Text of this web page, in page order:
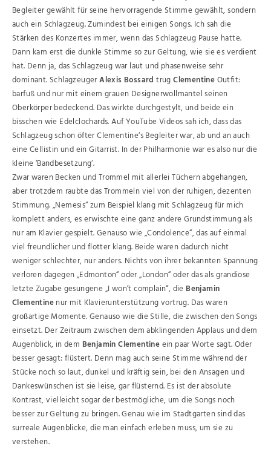
Begleiter gewählt für seine hervorragende Stimme gewählt, sondern
auch ein Schlagzeug. Zumindest bei einigen Songs. Ich sah die
Stärken des Konzertes immer, wenn das Schlagzeug Pause hatte.
Dann kam erst die dunkle Stimme so zur Geltung, wie sie es verdient
hat. Denn ja, das Schlagzeug war laut und phasenweise sehr
dominant. SchlagzeugerAlexis Bossard trugClementineOutfit:
barfuß und nur mit einem grauen Designerwollmantel seinen
Oberkörper bedeckend. Das wirkte durchgestylt, und beide ein
bisschen wie Edelclochards. Auf YouTube Videos sah ich, dass das
Schlagzeug schon öfter Clementine‘s Begleiter war, ab und an auch
eine Cellistin und ein Gitarrist. In der Philharmonie war es also nur die
kleine ‘Bandbesetzung‘.
Zwar waren Becken und Trommel mit allerlei Tüchern abgehangen,
aber trotzdem raubte das Trommeln viel von der ruhigen, dezenten
Stimmung. „Nemesis“ zum Beispiel klang mit Schlagzeug für mich
komplett anders, es erwischte eine ganz andere Grundstimmung als
nur am Klavier gespielt. Genauso wie „Condolence“, das auf einmal
viel freundlicher und flotter klang. Beide waren dadurch nicht
weniger schlechter, nur anders. Nichts von ihrer bekannten Spannung
verloren dagegen „Edmonton“ oder „London“ oder das als grandiose
letzte Zugabe gesungene „I won’t complain“, die Benjamin
Clementinenur mit Klavierunterstützung vortrug. Das waren
großartige Momente. Genauso wie die Stille, die zwischen den Songs
einsetzt. Der Zeitraum zwischen dem abklingenden Applaus und dem
Augenblick, in dem Benjamin Clementineein paar Worte sagt. Oder
besser gesagt: flüstert. Denn mag auch seine Stimme während der
Stücke noch so laut, dunkel und kräftig sein, bei den Ansagen und
Dankeswünschen ist sie leise, gar flüsternd. Es ist der absolute
Kontrast, vielleicht sogar der bestmögliche, um die Songs noch
besser zur Geltung zu bringen. Genau wie im Stadtgarten sind das
surreale Augenblicke, die man einfach erleben muss, um sie zu
verstehen.